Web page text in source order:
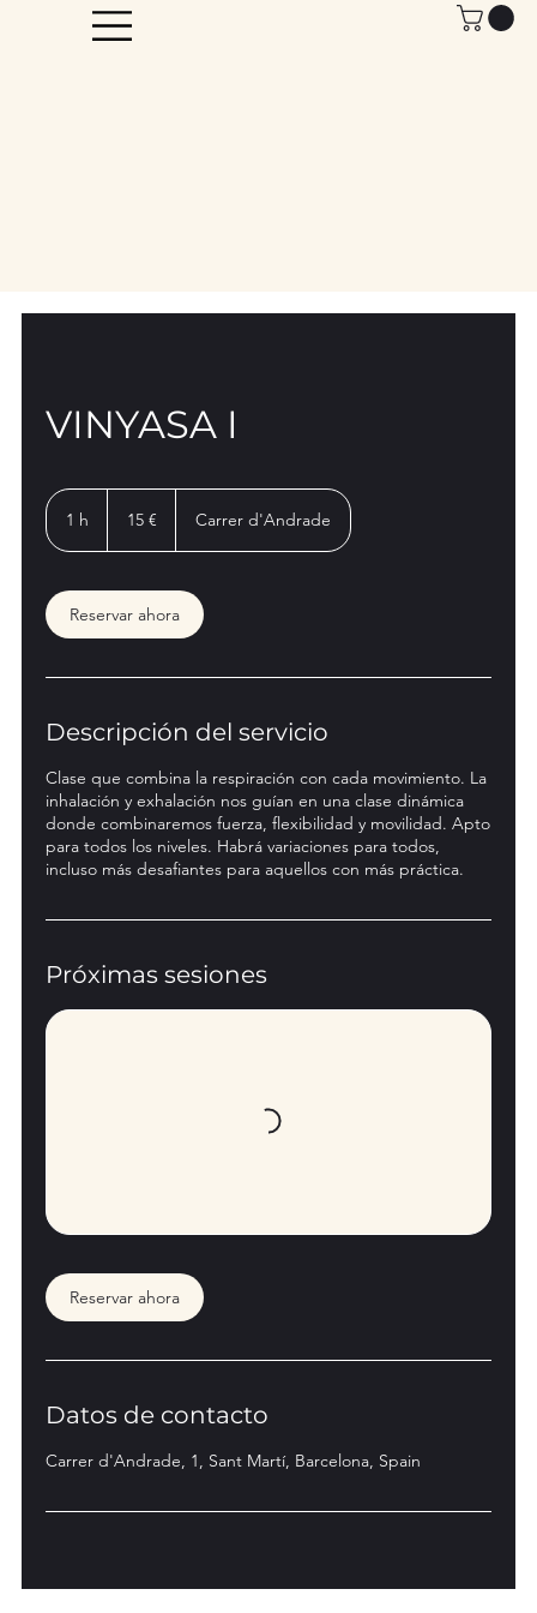
VINYASA I
1 h 15 € Carrer d'Andrade
Reservar ahora
Descripción del servicio
Clase que combina la respiración con cada movimiento. La
inhalación y exhalación nos guían en una clase dinámica
donde combinaremos fuerza, flexibilidad y movilidad. Apto
para todos los niveles. Habrá variaciones para todos,
incluso más desafiantes para aquellos con más práctica.
Próximas sesiones
Reservar ahora
Datos de contacto
Carrer d'Andrade, 1, Sant Martí, Barcelona, Spain